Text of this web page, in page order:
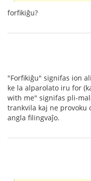
forfikiĝu?
"Forfikiĝu" signifas ion
ke la alparolato iru for
with me" signifas pli-
trankvila kaj ne provoku
angla filingvaĵo.